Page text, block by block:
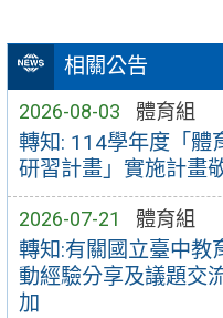
相關公告
2026-08-03 體育組
轉知: 114學年度「體
研習計畫」實施計畫
2026-07-21 體育組
轉知:有關國立臺中教
動經驗分享及議題交
加